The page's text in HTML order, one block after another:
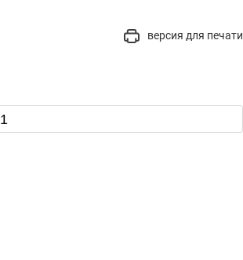
версия для печати
1